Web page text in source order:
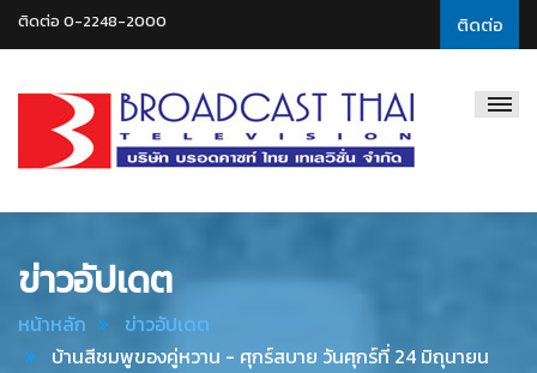
ติดต่อ
ติดต่อ 0-2248-2000
Thai
ข่าวอัปเดต
หน้าหลัก
ข่าวอัปเดต
บ้านสีชมพูของคู่หวาน - ศุกร์สบาย วันศุกร์ที่ 24 มิถุนายน